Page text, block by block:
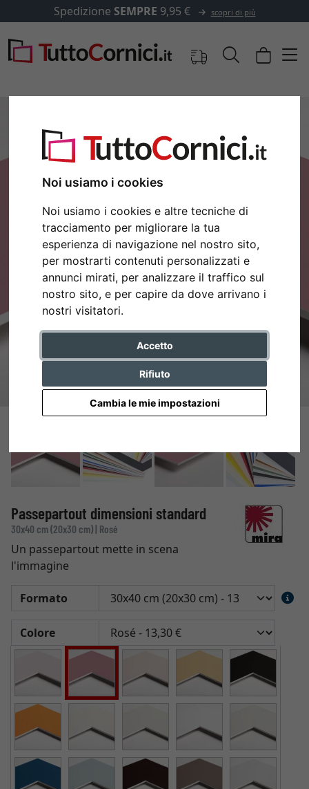
Noi usiamo i cookies
Noi usiamo i cookies e altre tecniche di
tracciamento per migliorare la tua
esperienza di navigazione nel nostro sito,
per mostrarti contenuti personalizzati e
annunci mirati, per analizzare il traffico sul
nostro sito, e per capire da dove arrivano i
nostri visitatori.
Accetto
Rifiuto
Cambia le mie impostazioni
SpedizioneSEMPRE9,95 € scopri di più
Indietro
Passepartout dimensioni standard
30x40 cm (20x30 cm) | Rosé
Un passepartout mette in scena
l'immagine
Formato
Colore